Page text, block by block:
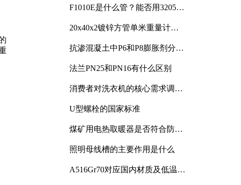
F1010E是什么管？能否用3205或
20x40x2镀锌方管单米重量计算
抗渗混凝土中P6和P8膨胀剂分别
法兰PN25和PN16有什么区别
消费者对洗衣机的核心需求调研
U型螺栓的国家标准
煤矿用电热取暖器是否符合防爆
照明母线槽的主要作用是什么
A516Gr70对应国内材质及低温冲